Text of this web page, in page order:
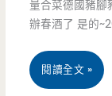
工
餃
工
現
作
量合菜德國豬
辦春酒了 是的
桃
閱讀全文 »